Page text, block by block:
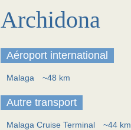
Archidona
Aéroport international
Malaga ~48 km
Autre transport
Malaga Cruise Terminal ~44 km